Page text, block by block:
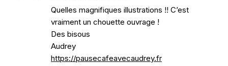
Quelles magnifiques illustrations !! C’est
vraiment un chouette ouvrage !
Des bisous
Audrey
https://pausecafeavecaudrey.fr